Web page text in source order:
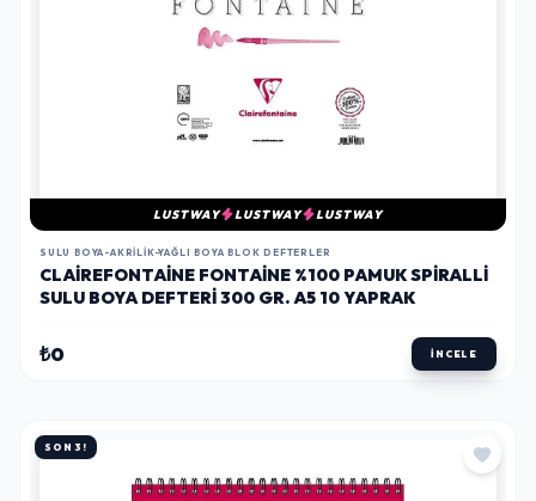
LUSTWAY LUSTWAY LUSTWAY
SULU BOYA-AKRILIK-YAĞLI BOYA BLOK DEFTERLER
CLAIREFONTAINE FONTAINE %100 PAMUK SPIRALLI
SULU BOYA DEFTERI 300 GR. A5 10 YAPRAK
₺0 İNCELE
SON 3!